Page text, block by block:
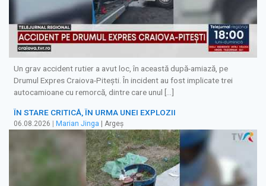
Un grav accident rutier a avut loc, în această după-amiază, pe
Drumul Expres Craiova-Pitești. În incident au fost implicate trei
autocamioane cu remorcă, dintre care unul […]
ÎN STARE CRITICĂ, ÎN URMA UNEI EXPLOZII
06.08.2026 Marian Jinga | Argeș